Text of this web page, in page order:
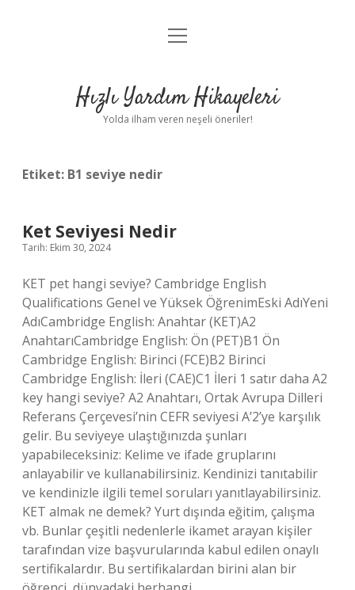
Anasayfa
Yasal Uyarı
menüyü
Hızlı Yardım Hikayeleri
Yolda ilham veren neşeli öneriler!
Etiket: B1 seviye nedir
Ket Seviyesi Nedir
Tarih: Ekim 30, 2024
KET pet hangi seviye? Cambridge English
Qualifications Genel ve Yüksek ÖğrenimEski AdıYeni
AdıCambridge English: Anahtar (KET)A2
AnahtarıCambridge English: Ön (PET)B1 Ön
Cambridge English: Birinci (FCE)B2 Birinci
Cambridge English: İleri (CAE)C1 İleri 1 satır daha A2
key hangi seviye? A2 Anahtarı, Ortak Avrupa Dilleri
Referans Çerçevesi’nin CEFR seviyesi A’2’ye karşılık
gelir. Bu seviyeye ulaştığınızda şunları
yapabileceksiniz: Kelime ve ifade gruplarını
anlayabilir ve kullanabilirsiniz. Kendinizi tanıtabilir
ve kendinizle ilgili temel soruları yanıtlayabilirsiniz.
KET almak ne demek? Yurt dışında eğitim, çalışma
vb. Bunlar çeşitli nedenlerle ikamet arayan kişiler
tarafından vize başvurularında kabul edilen onaylı
sertifikalardır. Bu sertifikalardan birini alan bir